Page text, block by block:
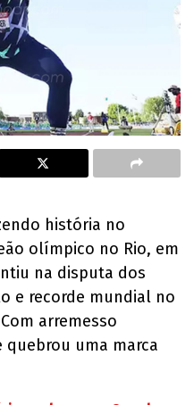
história no
olímpico no Rio, em
na disputa dos
e recorde mundial no
arremesso
quebrou uma marca